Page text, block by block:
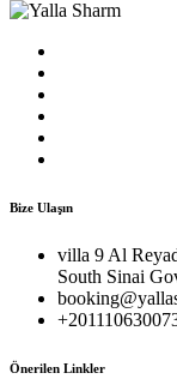
Bize Ulaşın
villa 9 Al
South Sinai
Önerilen Linkler